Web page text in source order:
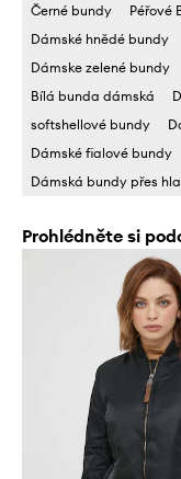
Černé bundy
Péřové
Dámské hnědé bundy
Dámske zelené bundy
Bílá bunda dámská
softshellové bundy
Dámské fialové bundy
Dámská bundy přes
Prohlédněte si